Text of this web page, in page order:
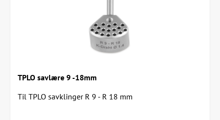
Fremskyndet helbredelse
2 EickLoxx TPLO sigtebakker
4 drejebor med AO-skaft (Ø 1,4 mm, Ø 1,8 mm, Ø
2 skruetrækkerblade (Torx 6 og Torx 10)
TPLO savlære 9 -18mm
Til TPLO savklinger R 9 - R 18 mm